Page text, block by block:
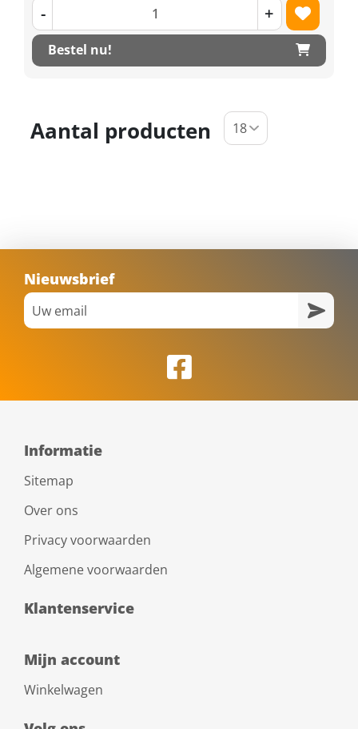
- +
Bestel nu!
Aantal producten
Nieuwsbrief
Informatie
Sitemap
Over ons
Privacy voorwaarden
Algemene voorwaarden
Klantenservice
Mijn account
Winkelwagen